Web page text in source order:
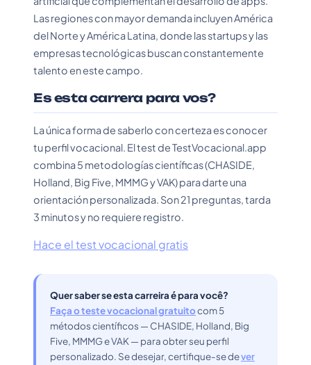
Las regiones con mayor demanda incluyen América
del Norte y América Latina, donde las startups y las
empresas tecnológicas buscan constantemente
talento en este campo.
Es esta carrera para vos?
La única forma de saberlo con certeza es conocer
tu perfil vocacional. El test de TestVocacional.app
combina 5 metodologías científicas (CHASIDE,
Holland, Big Five, MMMG y VAK) para darte una
orientación personalizada. Son 21 preguntas, tarda
3 minutos y no requiere registro.
Hace el test vocacional gratis
Quer saber se esta carreira é para você?
Faça o teste vocacional gratuitocom 5
métodos científicos — CHASIDE, Holland, Big
Five, MMMG e VAK — para obter seu perfil
personalizado. Se desejar, certifique-se dever